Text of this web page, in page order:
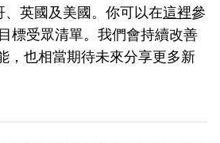
英國及美國。你可以在這裡參
標受眾清單。我們會持續改善
，也相當期待未來分享更多新